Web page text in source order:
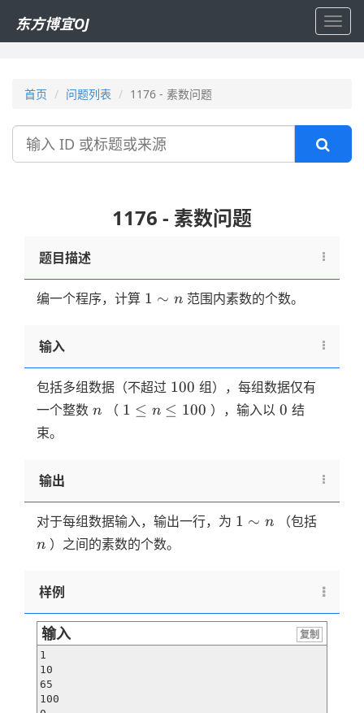
东方博宜OJ
首页 问题列表 1176 - 素数问题
搜
1176 - 素数问题
题目描述
编一个程序，计算 1
1 ∼ n范围内素数的个数。
输入
包括多组数据（不超过 100
100 组），每组数据仅有
一个整数 n
n （ 1
1 ≤ n ≤ 100 ），输入以 0
0 结
束。
输出
对于每组数据输入，输出一行，为 1
1 ∼ n（包括n
n ）之间的素数的个数。
样例
输入
复制
1
10
65
100